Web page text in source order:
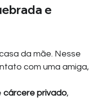
e
da mãe. Nesse
com uma amiga,
cárcere privado,